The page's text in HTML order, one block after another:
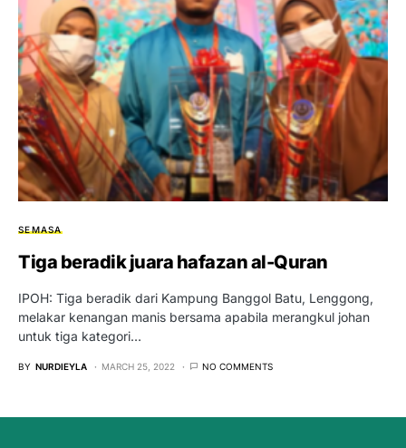
SEMASA
Tiga beradik juara hafazan al-Quran
IPOH: Tiga beradik dari Kampung Banggol Batu, Lenggong,
melakar kenangan manis bersama apabila merangkul johan
untuk tiga kategori…
BY NURDIEYLA MARCH 25, 2022 NO COMMENTS